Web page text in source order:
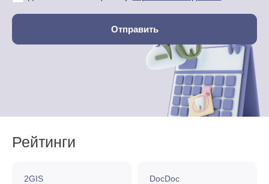
Рейтинги
2GIS DocDoc